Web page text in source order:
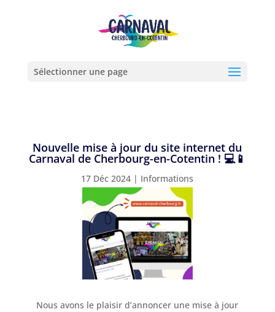
Sélectionner une page
Nouvelle mise à jour du site internet du
Carnaval de Cherbourg-en-Cotentin ! 💻📱
17 Déc 2024 | Informations
Nous avons le plaisir d’annoncer une mise à jour